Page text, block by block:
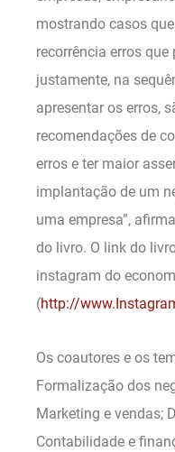
mostrando casos
recorrência erros
justamente, na
apresentar os erros,
recomendações de
erros e ter maior
implantação de um
uma empresa”,
do livro. O link do
instagram do
(http://
Os coautores e os
Formalização dos
Marketing e vendas;
Contabilidade e